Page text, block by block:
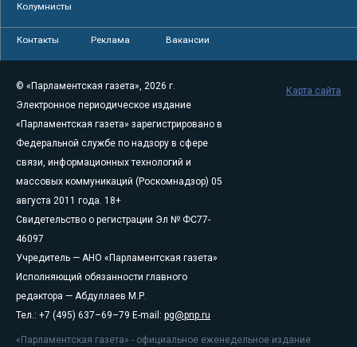
Колумнисты
Контакты Реклама Вакансии
© «Парламентская газета», 2026 г.
Электронное периодическое издание
«Парламентская газета» зарегистрировано в
Федеральной службе по надзору в сфере
связи, информационных технологий и
массовых коммуникаций (Роскомнадзор) 05
августа 2011 года. 18+
Свидетельство о регистрации Эл № ФС77-
46097
Учредитель — АНО «Парламентская газета»
Исполняющий обязанности главного
редактора — Абдуллаев М.Р.
Тел.: +7 (495) 637–69–79 E-mail: pg@pnp.ru
«Парламентская газета» - официальное еженедельное издание
Карта сайта